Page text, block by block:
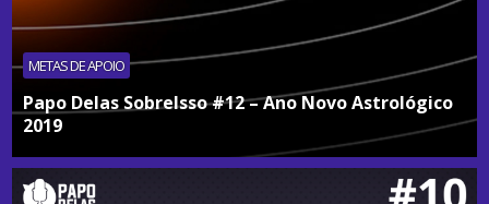
METAS DE APOIO
Papo Delas SobreIsso #12 – Ano Novo Astrológico
2019